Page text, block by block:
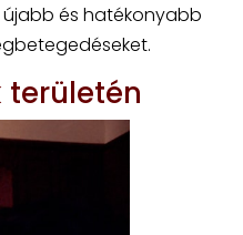
és hatékonyabb
területén